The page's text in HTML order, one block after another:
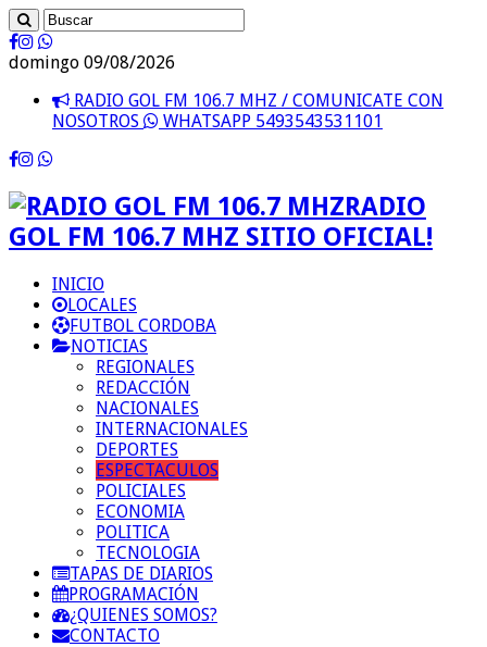
domingo 09/08/2026
RADIO GOL FM 106.7 MHZ / COMUNICATE CON
NOSOTROS
WHATSAPP 5493543531101
RADIO
GOL FM 106.7 MHZ SITIO OFICIAL!
INICIO
LOCALES
FUTBOL CORDOBA
NOTICIAS
REGIONALES
REDACCIÓN
NACIONALES
INTERNACIONALES
DEPORTES
ESPECTACULOS
POLICIALES
ECONOMIA
POLITICA
TECNOLOGIA
TAPAS DE DIARIOS
PROGRAMACIÓN
¿QUIENES SOMOS?
CONTACTO